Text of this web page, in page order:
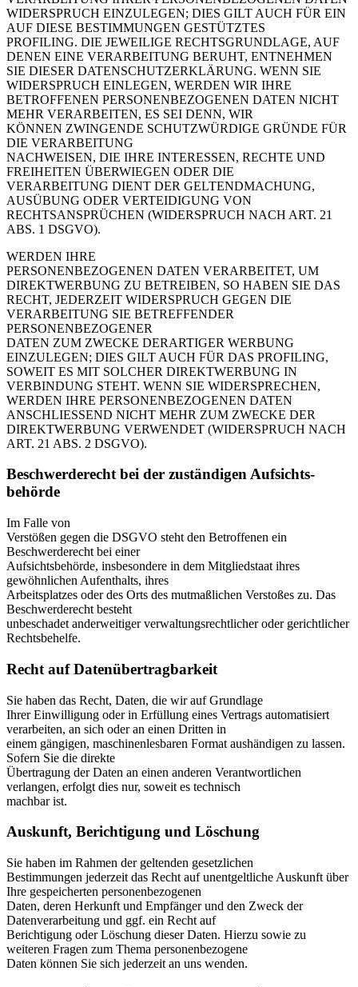
WIDERSPRUCH EINZULEGEN; DIES GILT AUCH FÜR EIN
AUF DIESE BESTIMMUNGEN GESTÜTZTES
PROFILING. DIE JEWEILIGE RECHTSGRUNDLAGE, AUF
DENEN EINE VERARBEITUNG BERUHT, ENTNEHMEN
SIE DIESER DATENSCHUTZERKLÄRUNG. WENN SIE
WIDERSPRUCH EINLEGEN, WERDEN WIR IHRE
BETROFFENEN PERSONENBEZOGENEN DATEN NICHT
MEHR VERARBEITEN, ES SEI DENN, WIR
KÖNNEN ZWINGENDE SCHUTZWÜRDIGE GRÜNDE FÜR
DIE VERARBEITUNG
NACHWEISEN, DIE IHRE INTERESSEN, RECHTE UND
FREIHEITEN ÜBERWIEGEN ODER DIE
VERARBEITUNG DIENT DER GELTENDMACHUNG,
AUSÜBUNG ODER VERTEIDIGUNG VON
RECHTSANSPRÜCHEN (WIDERSPRUCH NACH ART. 21
ABS. 1 DSGVO).
WERDEN IHRE
PERSONENBEZOGENEN DATEN VERARBEITET, UM
DIREKTWERBUNG ZU BETREIBEN, SO HABEN SIE DAS
RECHT, JEDERZEIT WIDERSPRUCH GEGEN DIE
VERARBEITUNG SIE BETREFFENDER
PERSONENBEZOGENER
DATEN ZUM ZWECKE DERARTIGER WERBUNG
EINZULEGEN; DIES GILT AUCH FÜR DAS PROFILING,
SOWEIT ES MIT SOLCHER DIREKTWERBUNG IN
VERBINDUNG STEHT. WENN SIE WIDERSPRECHEN,
WERDEN IHRE PERSONENBEZOGENEN DATEN
ANSCHLIESSEND NICHT MEHR ZUM ZWECKE DER
DIREKTWERBUNG VERWENDET (WIDERSPRUCH NACH
ART. 21 ABS. 2 DSGVO).
Beschwerde­recht bei der zuständigen Aufsichts­
behörde
Im Falle von
Verstößen gegen die DSGVO steht den Betroffenen ein
Beschwerderecht bei einer
Aufsichtsbehörde, insbesondere in dem Mitgliedstaat ihres
gewöhnlichen Aufenthalts, ihres
Arbeitsplatzes oder des Orts des mutmaßlichen Verstoßes zu. Das
Beschwerderecht besteht
unbeschadet anderweitiger verwaltungsrechtlicher oder gerichtlicher
Rechtsbehelfe.
Recht auf Daten­übertrag­barkeit
Sie haben das Recht, Daten, die wir auf Grundlage
Ihrer Einwilligung oder in Erfüllung eines Vertrags automatisiert
verarbeiten, an sich oder an einen Dritten in
einem gängigen, maschinenlesbaren Format aushändigen zu lassen.
Sofern Sie die direkte
Übertragung der Daten an einen anderen Verantwortlichen
verlangen, erfolgt dies nur, soweit es technisch
machbar ist.
Auskunft, Berichtigung und Löschung
Sie haben im Rahmen der geltenden gesetzlichen
Bestimmungen jederzeit das Recht auf unentgeltliche Auskunft über
Ihre gespeicherten personenbezogenen
Daten, deren Herkunft und Empfänger und den Zweck der
Datenverarbeitung und ggf. ein Recht auf
Berichtigung oder Löschung dieser Daten. Hierzu sowie zu
weiteren Fragen zum Thema personenbezogene
Daten können Sie sich jederzeit an uns wenden.